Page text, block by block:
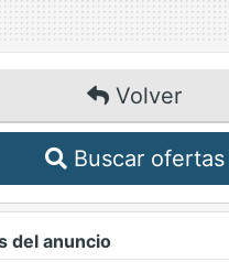
Volver
Buscar ofertas
del anuncio